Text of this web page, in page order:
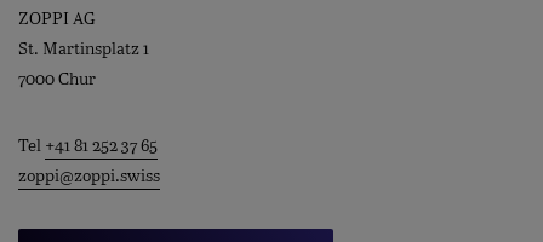
ZOPPI AG
St. Martinsplatz 1
7000 Chur
Tel +41 81 252 37 65
zoppi@zoppi.swiss